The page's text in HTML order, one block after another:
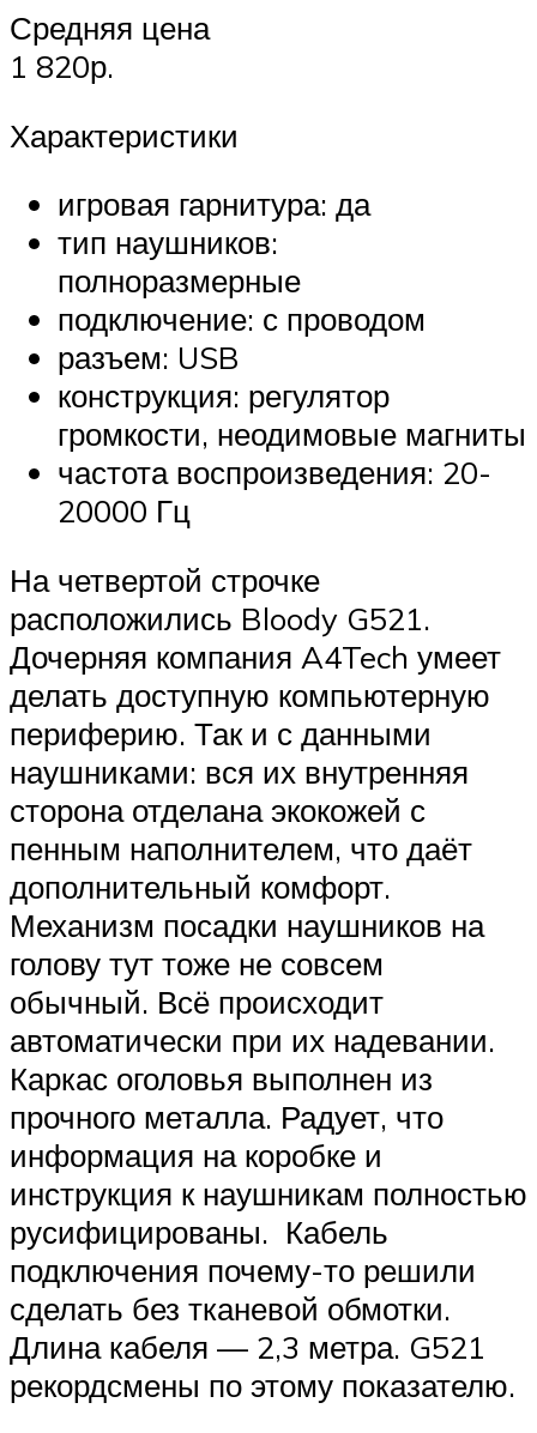
Средняя цена
1 820р.
Характеристики
игровая гарнитура: да
тип наушников:
полноразмерные
подключение: с проводом
разъем: USB
конструкция: регулятор
громкости, неодимовые магниты
частота воспроизведения: 20-
20000 Гц
На четвертой строчке
расположились Bloody G521.
Дочерняя компания A4Tech умеет
делать доступную компьютерную
периферию. Так и с данными
наушниками: вся их внутренняя
сторона отделана экокожей с
пенным наполнителем, что даёт
дополнительный комфорт.
Механизм посадки наушников на
голову тут тоже не совсем
обычный. Всё происходит
автоматически при их надевании.
Каркас оголовья выполнен из
прочного металла. Радует, что
информация на коробке и
инструкция к наушникам полностью
русифицированы. Кабель
подключения почему-то решили
сделать без тканевой обмотки.
Длина кабеля — 2,3 метра. G521
рекордсмены по этому показателю.